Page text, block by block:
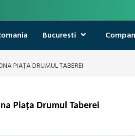
Bucuresti
PIAȚA DRUMUL TABEREI
Piața Drumul Taberei